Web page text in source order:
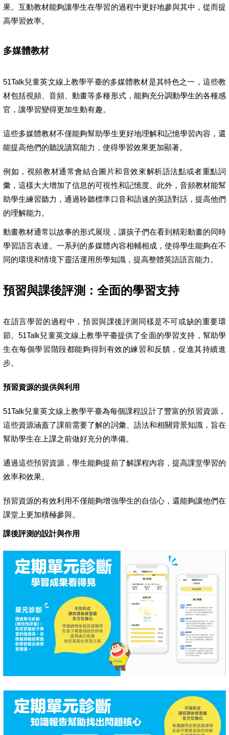
果。互動教材能夠讓學生在學習的過程中更好地參與其中，從而提
高學習效率。
多媒體教材
51Talk兒童英文線上教學平臺的多媒體教材是其特色之一，這些教
材包括視頻、音頻、動畫等多種形式，能夠充分調動學生的各種感
官，讓學習變得更加生動有趣。
這些多媒體教材不僅能夠幫助學生更好地理解和記憶學習內容，還
能提高他們的聽說讀寫能力，使得學習效果更加顯著。
例如，視頻教材通常會結合圖片和音效來解析語法點或者重點詞
彙，這樣大大增加了信息的可視性和記憶度。此外，音頻教材能幫
助學生練習聽力，通過聆聽標準口音和語速的英語對話，提高他們
的理解能力。
動畫教材通常以故事的形式展現，讓孩子們在看到精彩動畫的同時
學習語言表達。一系列的多媒體內容相輔相成，使得學生能夠在不
同的環境和情境下靈活運用所學知識，提高整體英語語言能力。
預習與課後評測：全面的學習支持
在語言學習的過程中，預習與課後評測同樣是不可或缺的重要環
節。51Talk兒童英文線上教學平臺提供了全面的學習支持，幫助學
生在每個學習階段都能夠得到有效的練習和反饋，促進其持續進
步。
預習資源的提供與利用
51Talk兒童英文線上教學平臺為每個課程設計了豐富的預習資源，
這些資源涵蓋了課前需要了解的詞彙、語法和相關背景知識，旨在
幫助學生在上課之前做好充分的準備。
通過這些預習資源，學生能夠提前了解課程內容，提高課堂學習的
效率和效果。
預習資源的有效利用不僅能夠增強學生的自信心，還能夠讓他們在
課堂上更加積極參與。
課後評測的設計與作用